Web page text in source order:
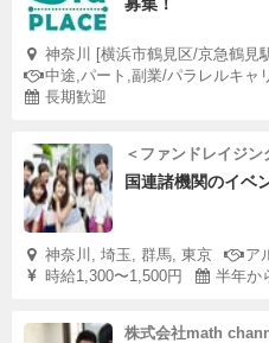
神奈川 [横浜市鶴見区/京急鶴見
中途,パート,副業/パラレルキャ
長期歓迎
＜ファンドレイジ
国連諸機関のイ
神奈川, 埼玉, 群馬, 東京
ア
時給1,300〜1,500円
半年か
株式会社math